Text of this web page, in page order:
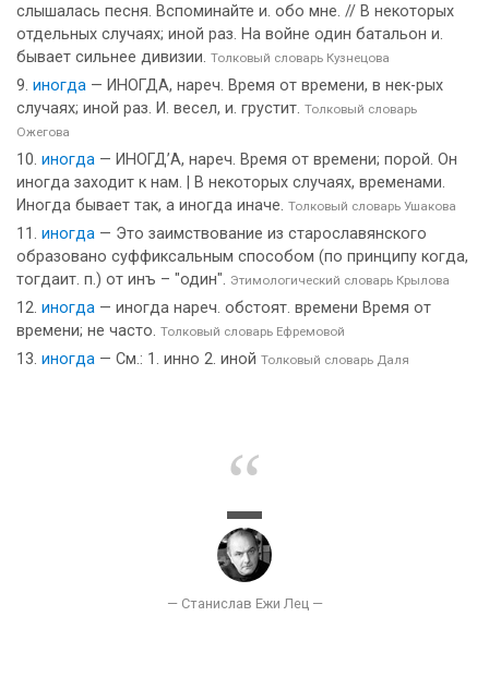
слышалась песня. Вспоминайте и. обо мне. // В некоторых
отдельных случаях; иной раз. На войне один батальон и.
бывает сильнее дивизии. Толковый словарь Кузнецова
иногда — ИНОГДА, нареч. Время от времени, в нек-рых
случаях; иной раз. И. весел, и. грустит. Толковый словарь
Ожегова
иногда — ИНОГД’А, нареч. Время от времени; порой. Он
иногда заходит к нам. | В некоторых случаях, временами.
Иногда бывает так, а иногда иначе. Толковый словарь Ушакова
иногда — Это заимствование из старославянского
образовано суффиксальным способом (по принципу когда,
тогдаит. п.) от инъ – "один". Этимологический словарь Крылова
иногда — иногда нареч. обстоят. времени Время от
времени; не часто. Толковый словарь Ефремовой
иногда — См.: 1. инно 2. иной Толковый словарь Даля